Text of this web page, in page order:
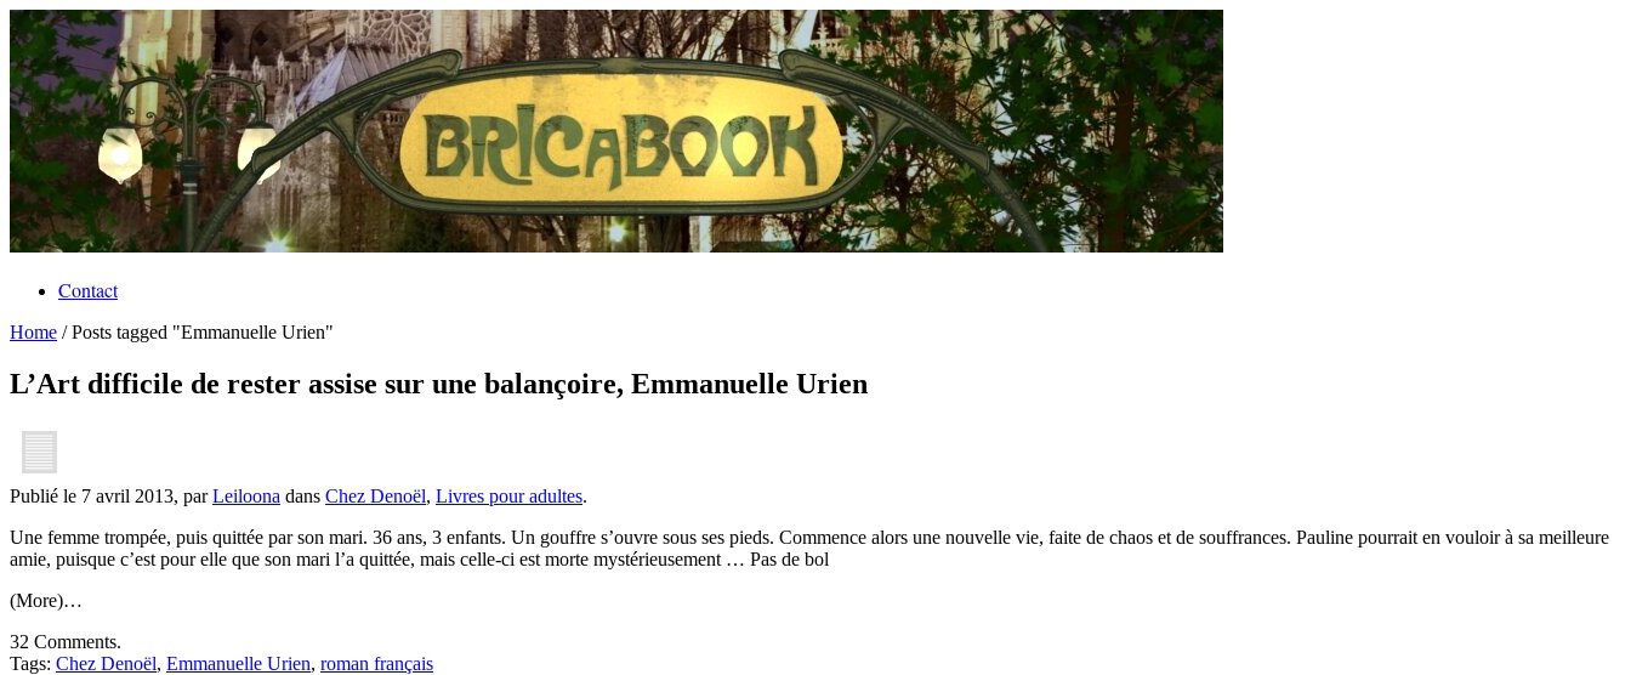
Contact
Home /Posts tagged "Emmanuelle Urien"
L’Art difficile de rester assise sur une balançoire, Emmanuelle Urien
Publié le 7 avril 2013, parLeiloona dans Chez Denoël, Livres pour adultes.
Une femme trompée, puis quittée par son mari. 36 ans, 3 enfants. Un gouffre s’ouvre sous ses pieds. Commence alors une nouvelle vie, faite de chaos et de souffrances. Pauline pourrait en vouloir à sa meilleure
amie, puisque c’est pour elle que son mari l’a quittée, mais celle-ci est morte mystérieusement … Pas de bol
(More)…
32 Comments.
Tags: Chez Denoël, Emmanuelle Urien, roman français